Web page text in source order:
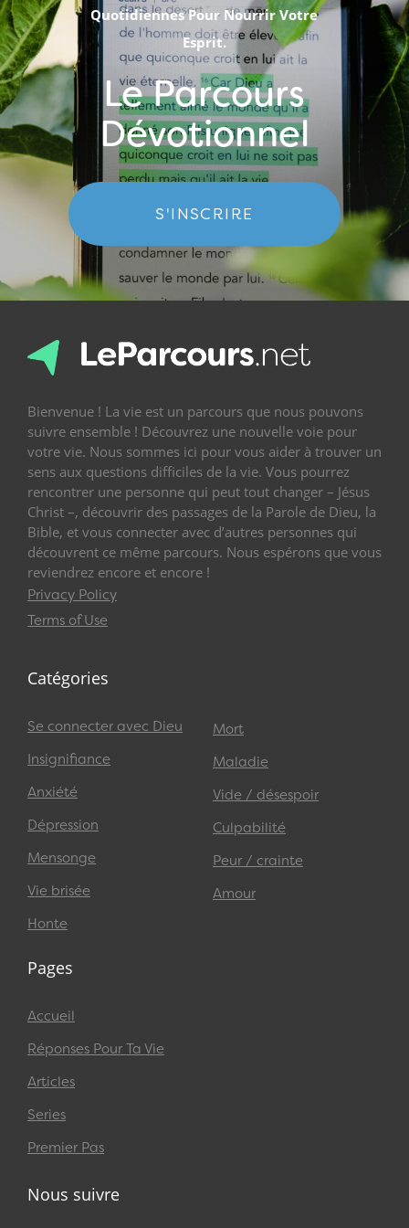
Quotidiennes Pour Nourrir Votre
Esprit.
Le Parcours
Dévotionnel
S'INSCRIRE
Bienvenue ! La vie est un parcours que nous pouvons
suivre ensemble ! Découvrez une nouvelle voie pour
votre vie. Nous sommes ici pour vous aider à trouver un
sens aux questions difficiles de la vie. Vous pourrez
rencontrer une personne qui peut tout changer – Jésus
Christ –, découvrir des passages de la Parole de Dieu, la
Bible, et vous connecter avec d’autres personnes qui
découvrent ce même parcours. Nous espérons que vous
reviendrez encore et encore !
Privacy Policy
Terms of Use
Catégories
Se connecter avec Dieu
Insignifiance
Anxiété
Dépression
Mensonge
Vie brisée
Honte
Mort
Maladie
Vide / désespoir
Culpabilité
Peur / crainte
Amour
Pages
Accueil
Réponses Pour Ta Vie
Articles
Series
Premier Pas
Nous suivre